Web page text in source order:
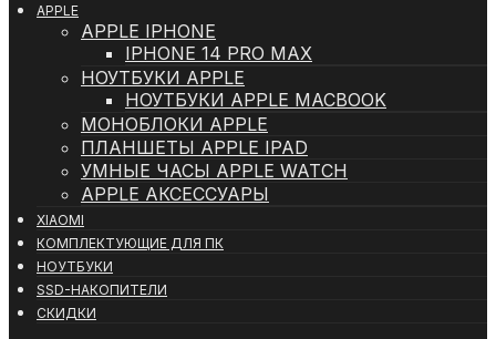
APPLE
APPLE IPHONE
IPHONE 14 PRO MAX
НОУТБУКИ APPLE
НОУТБУКИ APPLE MACBOOK
МОНОБЛОКИ APPLE
ПЛАНШЕТЫ APPLE IPAD
УМНЫЕ ЧАСЫ APPLE WATCH
APPLE АКСЕССУАРЫ
XIAOMI
КОМПЛЕКТУЮЩИЕ ДЛЯ ПК
НОУТБУКИ
SSD-НАКОПИТЕЛИ
СКИДКИ